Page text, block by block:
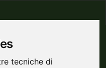
tecniche di